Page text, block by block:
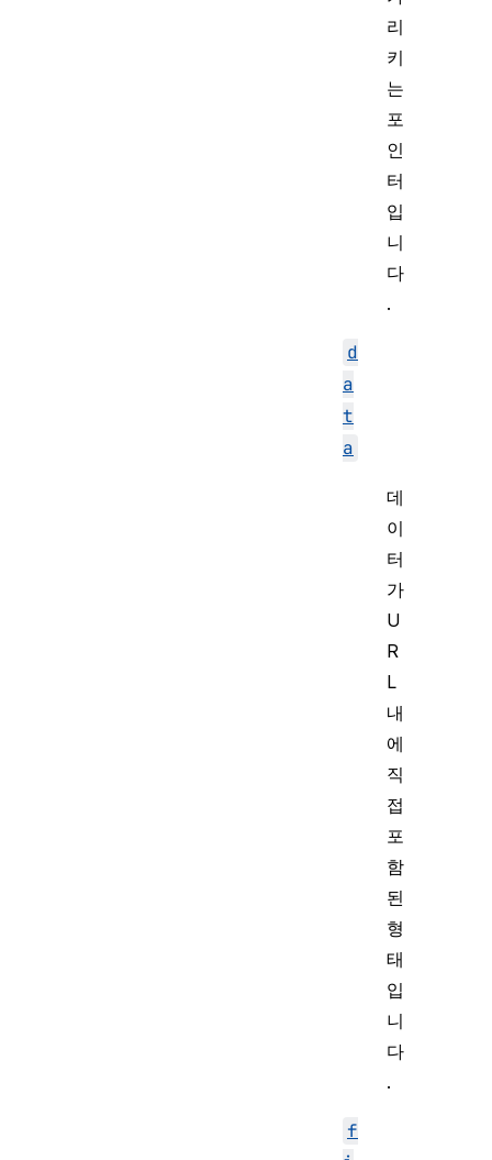
리
키
는
포
인
터
입
니
다
.
d
a
t
a
데
이
터
가
U
R
L
내
에
직
접
포
함
된
형
태
입
니
다
.
f